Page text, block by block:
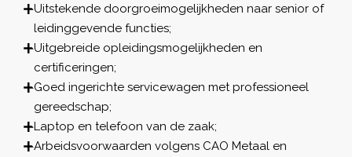
Uitstekende doorgroeimogelijkheden naar senior of
leidinggevende functies;
Uitgebreide opleidingsmogelijkheden en
certificeringen;
Goed ingerichte servicewagen met professioneel
gereedschap;
Laptop en telefoon van de zaak;
Arbeidsvoorwaarden volgens CAO Metaal en